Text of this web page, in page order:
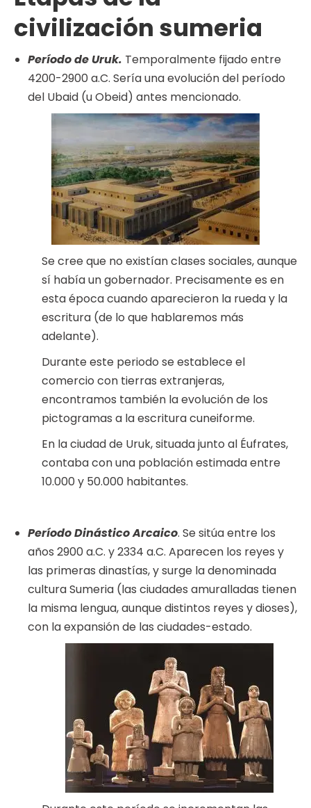
civilización sumeria
Período de Uruk. Temporalmente fijado entre
4200-2900 a.C. Sería una evolución del período
del Ubaid (u Obeid) antes mencionado.
Se cree que no existían clases sociales, aunque
sí había un gobernador. Precisamente es en
esta época cuando aparecieron la rueda y la
escritura (de lo que hablaremos más
adelante).
Durante este periodo se establece el
comercio con tierras extranjeras,
encontramos también la evolución de los
pictogramas a la escritura cuneiforme.
En la ciudad de Uruk, situada junto al Éufrates,
contaba con una población estimada entre
10.000 y 50.000 habitantes.
Período Dinástico Arcaico. Se sitúa entre los
años 2900 a.C. y 2334 a.C. Aparecen los reyes y
las primeras dinastías, y surge la denominada
cultura Sumeria (las ciudades amuralladas tienen
la misma lengua, aunque distintos reyes y dioses),
con la expansión de las ciudades-estado.